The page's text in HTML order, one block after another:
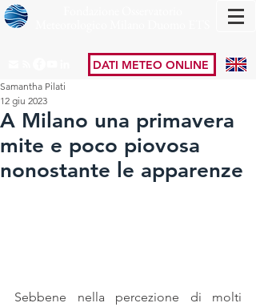
DATI METEO ONLINE
A Milano una primavera
mite e poco piovosa
nonostante le apparenze
Samantha Pilati
12 giu 2023
Sebbene nella percezione di molti